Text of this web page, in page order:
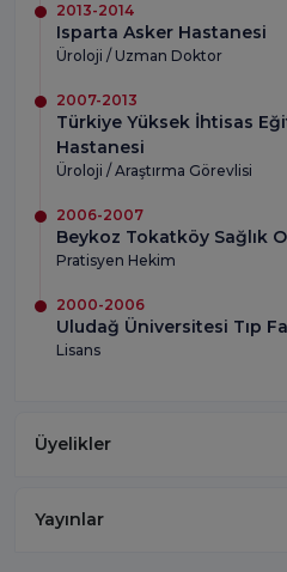
2013-2014
Isparta Asker Hastanesi
Üroloji / Uzman Doktor
2007-2013
Türkiye Yüksek İhtisas
Hastanesi
Üroloji / Araştırma Görevlisi
2006-2007
Beykoz Tokatköy Sağlık
Pratisyen Hekim
2000-2006
Uludağ Üniversitesi Tıp
Lisans
Üyelikler
Yayınlar